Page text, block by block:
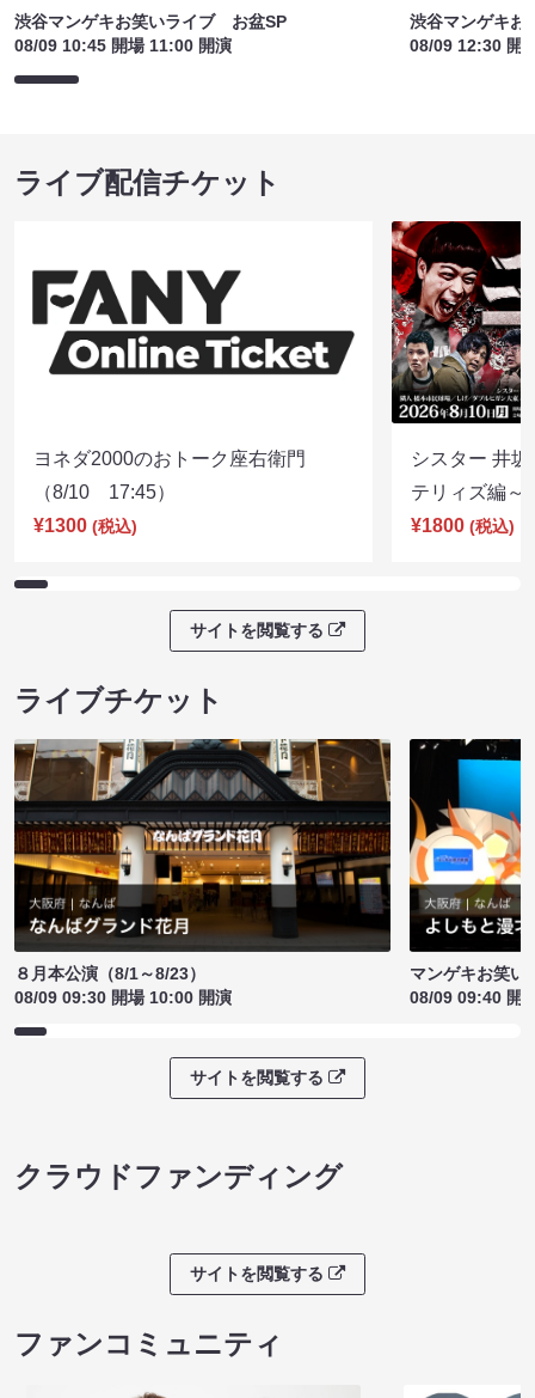
渋谷マンゲキお笑いライブ お盆SP
08/09 10:45 開場 11:00 開演
渋谷マンゲキ
08/09 12:30 開
ライブ配信チケット
ヨネダ2000のおトーク座右衛門
（8/10 17:45）
¥1300 (税込)
シスター 井
テリィズ編
¥1800 (税込)
サイトを閲覧する
ライブチケット
８月本公演（8/1～8/23）
08/09 09:30 開場 10:00 開演
マンゲキお笑い
08/09 09:40 開
サイトを閲覧する
クラウドファンディング
サイトを閲覧する
ファンコミュニティ